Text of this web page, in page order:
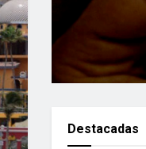
Destacadas